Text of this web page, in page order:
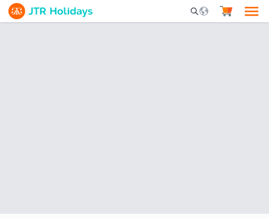
Mobile Search